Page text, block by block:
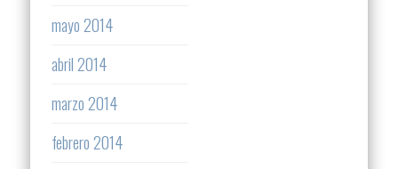
mayo 2014
abril 2014
marzo 2014
febrero 2014